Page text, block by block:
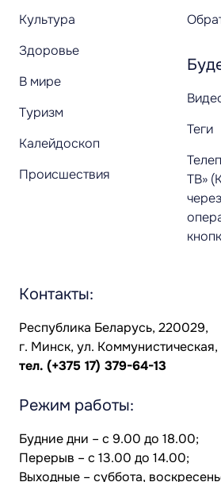
Культура
Здоровье
В мире
Туризм
Калейдоскоп
Происшествия
Теги
ТВ»
Контакты:
Республика Беларусь, 220029,
г. Минск, ул. Коммунистическая,
тел. (+375 17) 379-64-13
Режим работы:
Будние дни – с 9.00 до 18.00;
Перерыв – с 13.00 до 14.00;
Выходные – суббота,